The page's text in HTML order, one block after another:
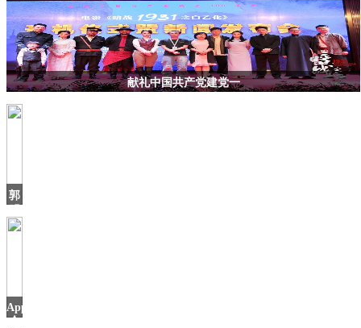
献礼中国共产党建党一
郭
錤：
入
苹
AppStore
今